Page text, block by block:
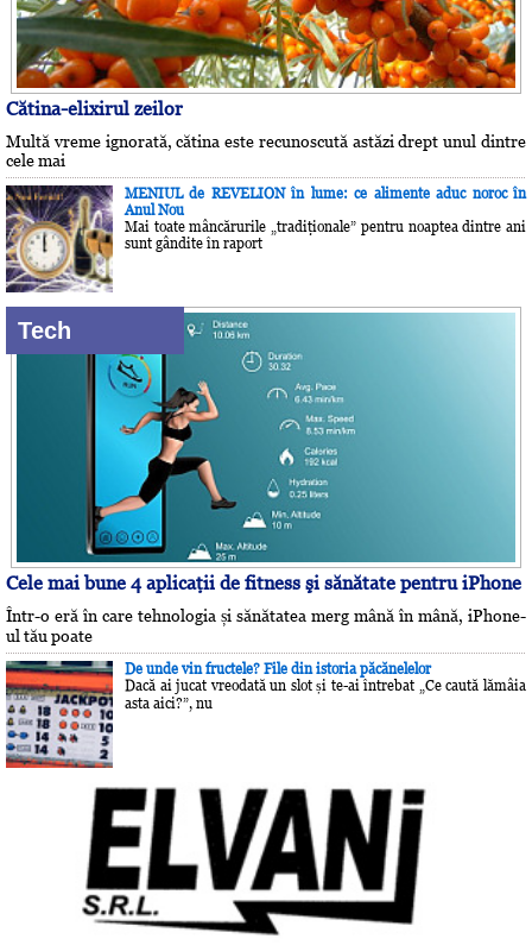
Cătina-elixirul zeilor
Multă vreme ignorată, cătina este recunoscută astăzi drept unul dintre
cele mai
MENIUL de REVELION în lume: ce alimente aduc noroc în
Anul Nou
Mai toate mâncărurile „tradiţionale” pentru noaptea dintre ani
sunt gândite în raport
Tech
Cele mai bune 4 aplicaţii de fitness şi sănătate pentru iPhone
Într-o eră în care tehnologia și sănătatea merg mână în mână, iPhone-
ul tău poate
De unde vin fructele? File din istoria păcănelelor
Dacă ai jucat vreodată un slot și te-ai întrebat „Ce caută lămâia
asta aici?”, nu